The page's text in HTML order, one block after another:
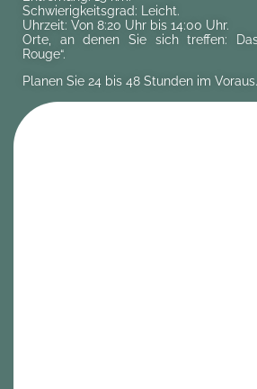
Schwierigkeitsgrad: Leicht.
Uhrzeit: Von 8:20 Uhr bis 14:00 Uhr.
Orte, an denen Sie sich treffen: Das
Rouge“.
Planen Sie 24 bis 48 Stunden im Voraus.